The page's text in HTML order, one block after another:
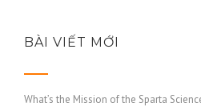
BÀI VIẾT MỚI
What’s the Mission of the Sparta